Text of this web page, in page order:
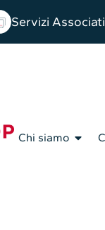
Servizi
Chi siamo